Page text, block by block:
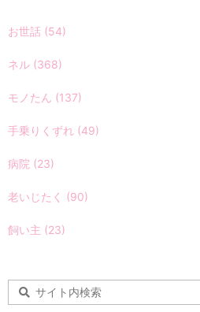
お世話 (54)
ネル (368)
モノたん (137)
手乗りくずれ (49)
病院 (23)
老いじたく (90)
飼い主 (23)